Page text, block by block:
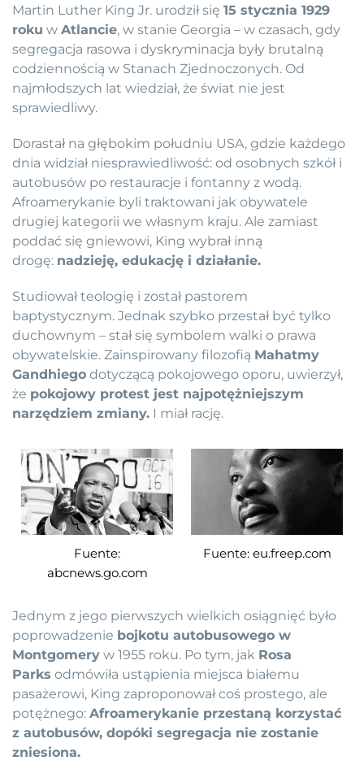
Martin Luther King Jr. urodził się 15 stycznia 1929
roku w Atlancie, w stanie Georgia – w czasach, gdy
segregacja rasowa i dyskryminacja były brutalną
codziennością w Stanach Zjednoczonych. Od
najmłodszych lat wiedział, że świat nie jest
sprawiedliwy.
Dorastał na głębokim południu USA, gdzie każdego
dnia widział niesprawiedliwość: od osobnych szkół i
autobusów po restauracje i fontanny z wodą.
Afroamerykanie byli traktowani jak obywatele
drugiej kategorii we własnym kraju. Ale zamiast
poddać się gniewowi, King wybrał inną
drogę: nadzieję, edukację i działanie.
Studiował teologię i został pastorem
baptystycznym. Jednak szybko przestał być tylko
duchownym – stał się symbolem walki o prawa
obywatelskie. Zainspirowany filozofią Mahatmy
Gandhiego dotyczącą pokojowego oporu, uwierzył,
że pokojowy protest jest najpotężniejszym
narzędziem zmiany. I miał rację.
Fuente:
abcnews.go.com
Fuente: eu.freep.com
Jednym z jego pierwszych wielkich osiągnięć było
poprowadzenie bojkotu autobusowego w
Montgomery w 1955 roku. Po tym, jak Rosa
Parks odmówiła ustąpienia miejsca białemu
pasażerowi, King zaproponował coś prostego, ale
potężnego: Afroamerykanie przestaną korzystać
z autobusów, dopóki segregacja nie zostanie
zniesiona.